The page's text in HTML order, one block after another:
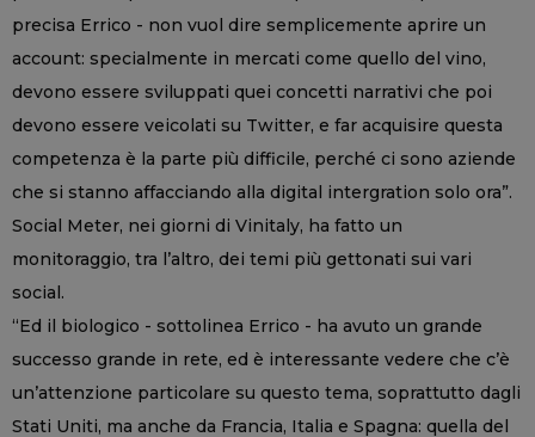
precisa Errico - non vuol dire semplicemente aprire un
account: specialmente in mercati come quello del vino,
devono essere sviluppati quei concetti narrativi che poi
devono essere veicolati su Twitter, e far acquisire questa
competenza è la parte più difficile, perché ci sono aziende
che si stanno affacciando alla digital intergration solo ora”.
Social Meter, nei giorni di Vinitaly, ha fatto un
monitoraggio, tra l’altro, dei temi più gettonati sui vari
social.
“Ed il biologico - sottolinea Errico - ha avuto un grande
successo grande in rete, ed è interessante vedere che c’è
un’attenzione particolare su questo tema, soprattutto dagli
Stati Uniti, ma anche da Francia, Italia e Spagna: quella del